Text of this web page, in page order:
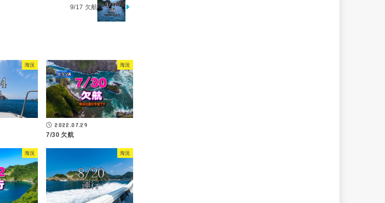
9/17 欠航
海況 海況
2022.07.29
7/30 欠航
海況 海況